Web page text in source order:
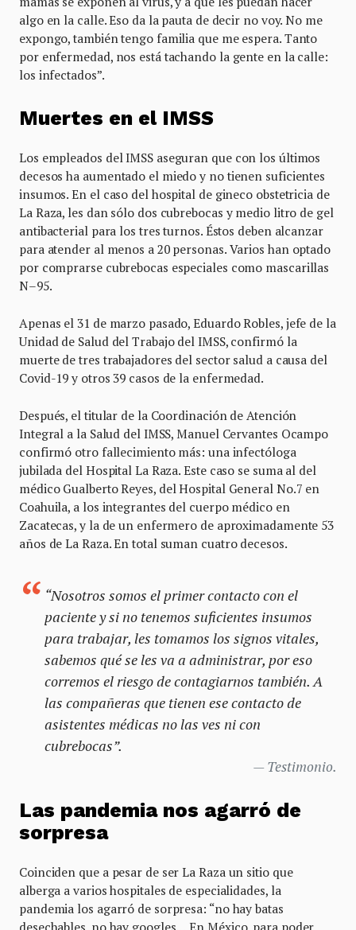
algo en la calle. Eso da la pauta de decir no voy. No me
expongo, también tengo familia que me espera. Tanto
por enfermedad, nos está tachando la gente en la calle:
los infectados”.
Muertes en el IMSS
Los empleados del IMSS aseguran que con los últimos
decesos ha aumentado el miedo y no tienen suficientes
insumos. En el caso del hospital de gineco obstetricia de
La Raza, les dan sólo dos cubrebocas y medio litro de gel
antibacterial para los tres turnos. Éstos deben alcanzar
para atender al menos a 20 personas. Varios han optado
por comprarse cubrebocas especiales como mascarillas
N–95.
Apenas el 31 de marzo pasado, Eduardo Robles, jefe de la
Unidad de Salud del Trabajo del IMSS, confirmó la
muerte de tres trabajadores del sector salud a causa del
Covid-19 y otros 39 casos de la enfermedad.
Después, el titular de la Coordinación de Atención
Integral a la Salud del IMSS, Manuel Cervantes Ocampo
confirmó otro fallecimiento más: una infectóloga
jubilada del Hospital La Raza. Este caso se suma al del
médico Gualberto Reyes, del Hospital General No.7 en
Coahuila, a los integrantes del cuerpo médico en
Zacatecas, y la de un enfermero de aproximadamente 53
años de La Raza. En total suman cuatro decesos.
“Nosotros somos el primer contacto con el
paciente y si no tenemos suficientes insumos
para trabajar, les tomamos los signos vitales,
sabemos qué se les va a administrar, por eso
corremos el riesgo de contagiarnos también. A
las compañeras que tienen ese contacto de
asistentes médicas no las ves ni con
cubrebocas”.
Testimonio.
Las pandemia nos agarró de
sorpresa
Coinciden que a pesar de ser La Raza un sitio que
alberga a varios hospitales de especialidades, la
pandemia los agarró de sorpresa: “no hay batas